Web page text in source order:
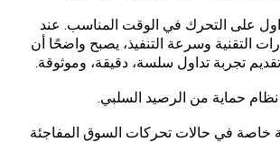
على التحرك في الوقت المناسب. عند
التقنية وسرعة التنفيذ، يصبح واضحًا أن
خاصة في حالات تحركات السوق المفاجئة